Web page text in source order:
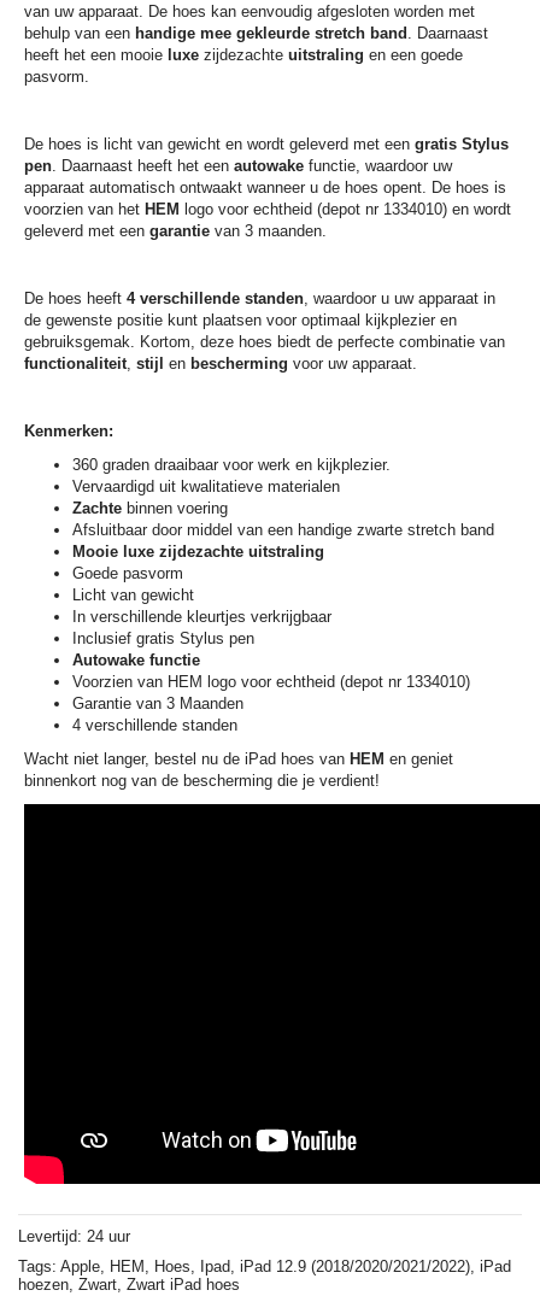
van uw apparaat. De hoes kan eenvoudig afgesloten worden met
behulp van een handige mee gekleurde stretch band . Daarnaast
heeft het een mooie luxe zijdezachte uitstraling en een goede
pasvorm.
De hoes is licht van gewicht en wordt geleverd met een gratis Stylus
pen. Daarnaast heeft het een autowake functie, waardoor uw
apparaat automatisch ontwaakt wanneer u de hoes opent. De hoes is
voorzien van het HEM logo voor echtheid (depot nr 1334010) en wordt
geleverd met een garantie van 3 maanden.
De hoes heeft 4 verschillende standen, waardoor u uw apparaat in
de gewenste positie kunt plaatsen voor optimaal kijkplezier en
gebruiksgemak. Kortom, deze hoes biedt de perfecte combinatie van
functionaliteit, stijl en bescherming voor uw apparaat.
Kenmerken:
360 graden draaibaar voor werk en kijkplezier.
Vervaardigd uit kwalitatieve materialen
Zachte binnen voering
Afsluitbaar door middel van een handige zwarte stretch band
Mooie luxe zijdezachte uitstraling
Goede pasvorm
Licht van gewicht
In verschillende kleurtjes verkrijgbaar
Inclusief gratis Stylus pen
Autowake functie
Voorzien van HEM logo voor echtheid (depot nr 1334010)
Garantie van 3 Maanden
4 verschillende standen
­­­Wacht niet langer, bestel nu de iPad hoes van HEM en geniet
binnenkort nog van de bescherming die je verdient!
Levertijd: 24 uur
Tags: Apple, HEM, Hoes, Ipad, iPad 12.9 (2018/2020/2021/2022), iPad
hoezen, Zwart, Zwart iPad hoes